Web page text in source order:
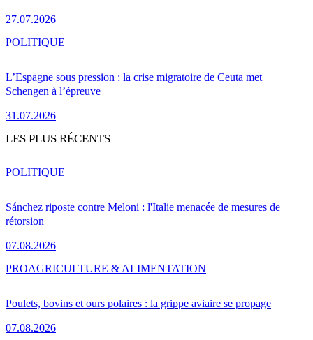
27.07.2026
L’Espagne sous pression : la crise migratoire de Ceuta met
Schengen à l’épreuve
31.07.2026
POLITIQUE
LES PLUS RÉCENTS
Sánchez riposte contre Meloni : l'Italie menacée de mesures de
rétorsion
07.08.2026
POLITIQUE
Poulets, bovins et ours polaires : la grippe aviaire se propage
07.08.2026
PROAGRICULTURE & ALIMENTATION